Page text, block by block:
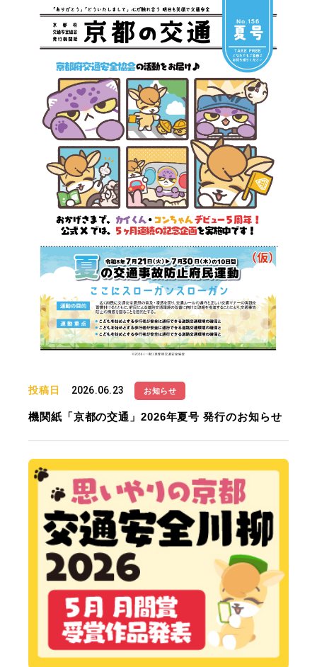
投稿日 2026.06.23 お知らせ
機関紙「京都の交通」2026年夏号 発行のお知らせ